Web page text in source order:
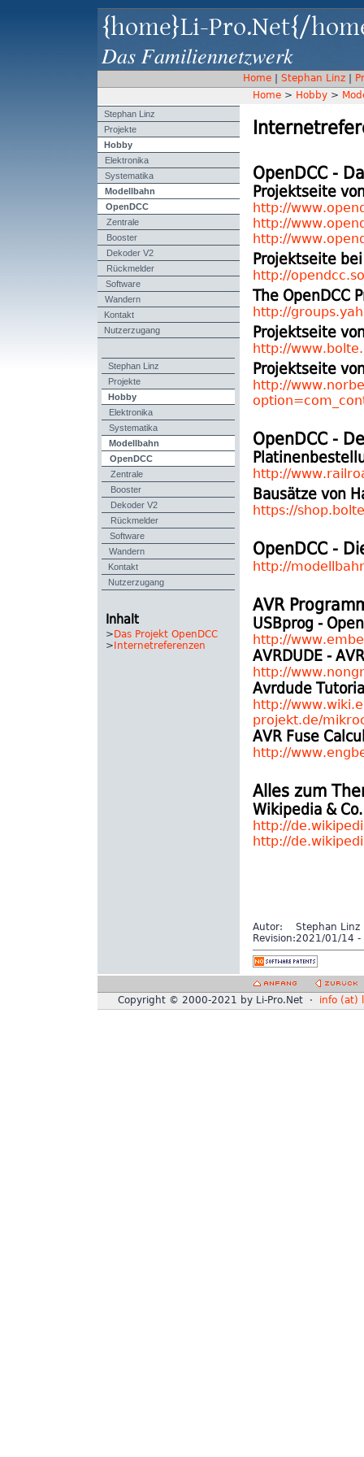
{home}Li-Pro.Net{/
Das Familiennetzwerk
Home| Stephan Linz|
Home > Hobby >
Stephan Linz
Projekte
Hobby
Elektronika
Systematika
Modellbahn
OpenDCC
Zentrale
Booster
Dekoder V2
Rückmelder
Software
Wandern
Kontakt
Nutzerzugang
Stephan Linz
Projekte
Hobby
Elektronika
Systematika
Modellbahn
OpenDCC
Zentrale
Booster
Dekoder V2
Rückmelder
Software
Wandern
Kontakt
Nutzerzugang
Inhalt
>
Das Projekt OpenDCC
>
Internetreferenzen
OpenDCC -
Projektseite
http://
http://
http://
Projektseite
http://
The OpenDCC
http://
Projektseite
http://
Projektseite
http://
OpenDCC -
http://
Bausätze von
https://
OpenDCC -
http://
AVR
USBprog -
http://
AVRDUDE -
http://
Avrdude
http://
projekt.de/
AVR Fuse
http://
Alles zum
Wikipedia & Co.
http://
http://
Autor:
Stephan Linz
Revision: 2021/01/14 -
Copyright © 2000-2021 by Li-Pro.Net · info (at)